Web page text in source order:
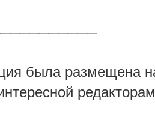
была размещена